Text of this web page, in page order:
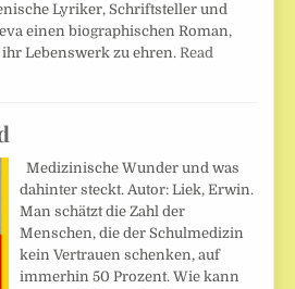
Lyriker, Schriftsteller und
einen biographischen Roman,
Lebenswerk zu ehren.Read
Medizinische Wunder und was
dahinter steckt. Autor: Liek, Erwin.
Man schätzt die Zahl der
Menschen, die der Schulmedizin
kein Vertrauen schenken, auf
immerhin 50 Prozent. Wie kann